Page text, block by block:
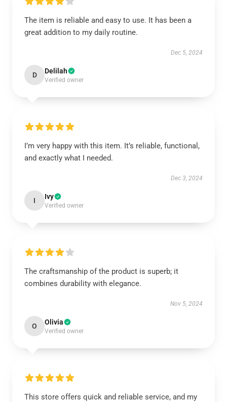
The item is reliable and easy to use. It has been a
great addition to my daily routine.
Dec 5, 2024
D Delilah
Verified owner
I’m very happy with this item. It’s reliable, functional,
and exactly what I needed.
Dec 3, 2024
I Ivy
Verified owner
The craftsmanship of the product is superb; it
combines durability with elegance.
Nov 5, 2024
O Olivia
Verified owner
This store offers quick and reliable service, and my